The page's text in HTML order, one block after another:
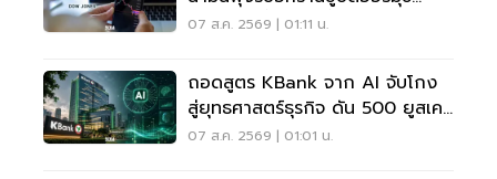
จับตาเฟดขึ้นดอกเบี้ย
07 ส.ค. 2569 | 01:11 น.
ถอดสูตร KBank จาก AI จับโกง
สู่ยุทธศาสตร์ธุรกิจ ดัน 500 ยูสเคส
ใช้จริง
07 ส.ค. 2569 | 01:01 น.